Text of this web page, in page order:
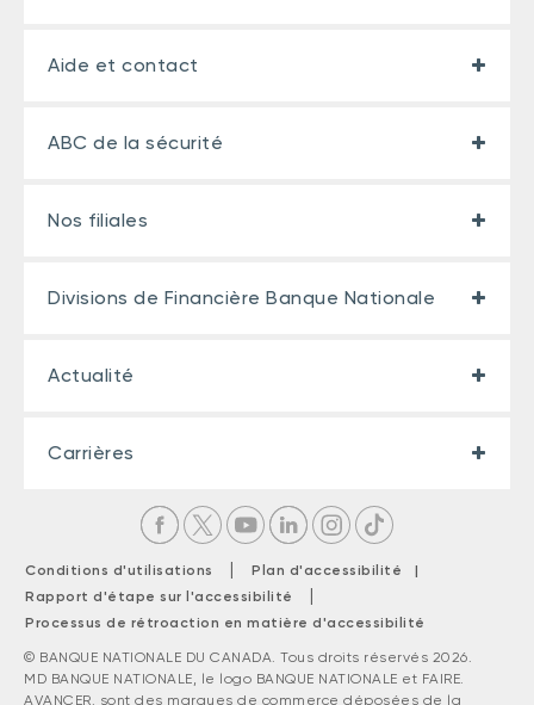
Aide et contact
ABC de la sécurité
Nos filiales
Divisions de Financière Banque Nationale
Actualité
Carrières
Conditions d'utilisations |
Plan d'accessibilité |
Rapport d'étape sur l'accessibilité
|
Processus de rétroaction en matière d'accessibilité
© BANQUE NATIONALE DU CANADA. Tous droits réservés 2026.
MD BANQUE NATIONALE, le logo BANQUE NATIONALE et FAIRE.
AVANCER. sont des marques de commerce déposées de la